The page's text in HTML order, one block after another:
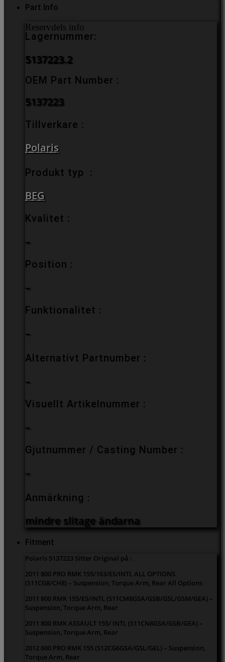
Part Info
Reservdels info
Lagernummer:
5137223.2
OEM Part Number :
5137223
Tillverkare :
Polaris
Produkt typ :
BEG
Kvalitet :
–
Position :
–
Funktionalitet :
–
Alternativt Partnumber :
–
Visuellt Artikelnummer :
–
Gjutnummer / Casting Number :
–
Anmärkning :
mindre slitage ändarna
Fitment
Polaris 5137223 Sitter Original på :
2011 800 PRO RMK 155/163/ES/INTL ALL OPTIONS
(S11CG8/CH8) – Suspension, Torque Arm, Rear All Options
2011 800 RMK 155/ES/INTL (S11CM8GSA/GSB/GSL/GSM/GEA) –
Suspension, Torque Arm, Rear
2011 800 RMK ASSAULT 155/ INTL (S11CN8GSA/GSB/GEA) –
Suspension, Torque Arm, Rear
2012 600 PRO RMK 155 (S12CG6GSA/GSL/GEL) – Suspension,
Torque Arm, Rear